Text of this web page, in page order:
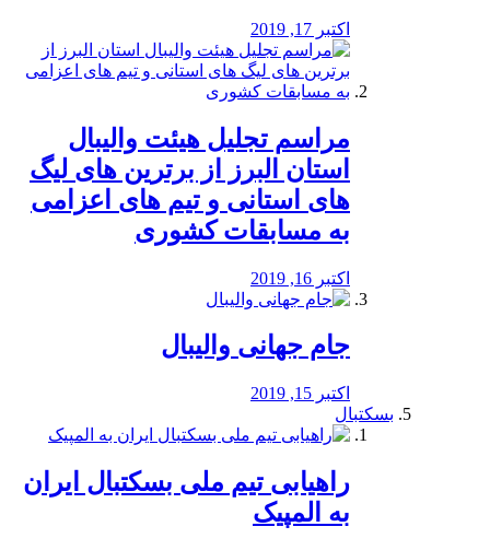
اکتبر 17, 2019
مراسم تجلیل هیئت والیبال
استان البرز از برترین های لیگ
های استانی و تیم های اعزامی
به مسابقات کشوری
اکتبر 16, 2019
جام جهانی والیبال
اکتبر 15, 2019
بسکتبال
راهیابی تیم ملی بسکتبال ایران
به المپیک